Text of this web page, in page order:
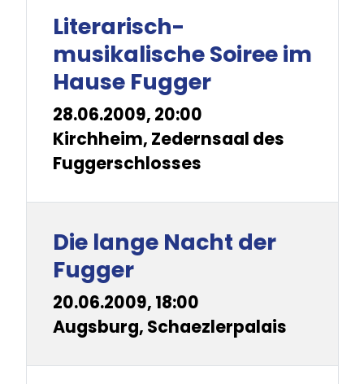
Literarisch-
musikalische Soiree im
Hause Fugger
28.06.2009, 20:00
Kirchheim, Zedernsaal des
Fuggerschlosses
Die lange Nacht der
Fugger
20.06.2009, 18:00
Augsburg, Schaezlerpalais